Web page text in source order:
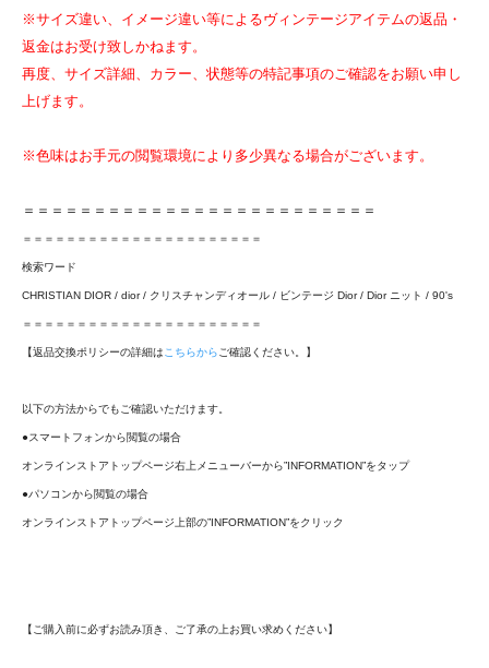
※サイズ違い、イメージ違い等によるヴィンテージアイテムの返品・
返金はお受け致しかねます。
再度、サイズ詳細、カラー、状態等の特記事項のご確認をお願い申し
上げます。
※色味はお手元の閲覧環境により多少異なる場合がございます。
＝＝＝＝＝＝＝＝＝＝＝＝＝＝＝＝＝＝＝＝＝＝＝＝＝
＝＝＝＝＝＝＝＝＝＝＝＝＝＝＝＝＝＝＝＝＝＝
検索ワード
CHRISTIAN DIOR / dior / クリスチャンディオール / ビンテージ Dior / Dior ニット / 90's
＝＝＝＝＝＝＝＝＝＝＝＝＝＝＝＝＝＝＝＝＝＝
【返品交換ポリシーの詳細は こちらから ご確認ください。】
以下の方法からでもご確認いただけます。
●スマートフォンから閲覧の場合
オンラインストアトップページ右上メニューバーから”INFORMATION”をタップ
●パソコンから閲覧の場合
オンラインストアトップページ上部の”INFORMATION”をクリック
【ご購入前に必ずお読み頂き、ご了承の上お買い求めください】